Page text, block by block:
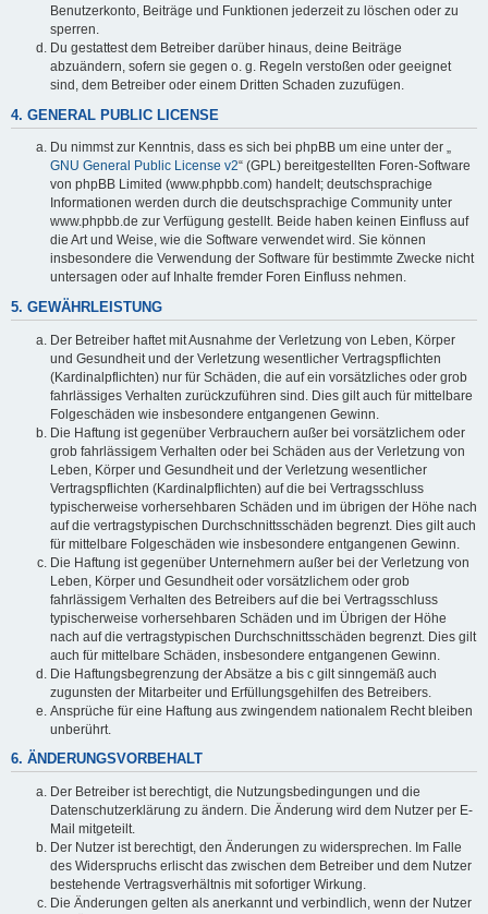
Benutzerkonto, Beiträge und Funktionen jederzeit zu löschen oder zu
sperren.
Du gestattest dem Betreiber darüber hinaus, deine Beiträge
abzuändern, sofern sie gegen o. g. Regeln verstoßen oder geeignet
sind, dem Betreiber oder einem Dritten Schaden zuzufügen.
4. GENERAL PUBLIC LICENSE
Du nimmst zur Kenntnis, dass es sich bei phpBB um eine unter der „
GNU General Public License v2“ (GPL) bereitgestellten Foren-Software
von phpBB Limited (www.phpbb.com) handelt; deutschsprachige
Informationen werden durch die deutschsprachige Community unter
www.phpbb.de zur Verfügung gestellt. Beide haben keinen Einfluss auf
die Art und Weise, wie die Software verwendet wird. Sie können
insbesondere die Verwendung der Software für bestimmte Zwecke nicht
untersagen oder auf Inhalte fremder Foren Einfluss nehmen.
5. GEWÄHRLEISTUNG
Der Betreiber haftet mit Ausnahme der Verletzung von Leben, Körper
und Gesundheit und der Verletzung wesentlicher Vertragspflichten
(Kardinalpflichten) nur für Schäden, die auf ein vorsätzliches oder grob
fahrlässiges Verhalten zurückzuführen sind. Dies gilt auch für mittelbare
Folgeschäden wie insbesondere entgangenen Gewinn.
Die Haftung ist gegenüber Verbrauchern außer bei vorsätzlichem oder
grob fahrlässigem Verhalten oder bei Schäden aus der Verletzung von
Leben, Körper und Gesundheit und der Verletzung wesentlicher
Vertragspflichten (Kardinalpflichten) auf die bei Vertragsschluss
typischerweise vorhersehbaren Schäden und im übrigen der Höhe nach
auf die vertragstypischen Durchschnittsschäden begrenzt. Dies gilt auch
für mittelbare Folgeschäden wie insbesondere entgangenen Gewinn.
Die Haftung ist gegenüber Unternehmern außer bei der Verletzung von
Leben, Körper und Gesundheit oder vorsätzlichem oder grob
fahrlässigem Verhalten des Betreibers auf die bei Vertragsschluss
typischerweise vorhersehbaren Schäden und im Übrigen der Höhe
nach auf die vertragstypischen Durchschnittsschäden begrenzt. Dies gilt
auch für mittelbare Schäden, insbesondere entgangenen Gewinn.
Die Haftungsbegrenzung der Absätze a bis c gilt sinngemäß auch
zugunsten der Mitarbeiter und Erfüllungsgehilfen des Betreibers.
Ansprüche für eine Haftung aus zwingendem nationalem Recht bleiben
unberührt.
6. ÄNDERUNGSVORBEHALT
Der Betreiber ist berechtigt, die Nutzungsbedingungen und die
Datenschutzerklärung zu ändern. Die Änderung wird dem Nutzer per E-
Mail mitgeteilt.
Der Nutzer ist berechtigt, den Änderungen zu widersprechen. Im Falle
des Widerspruchs erlischt das zwischen dem Betreiber und dem Nutzer
bestehende Vertragsverhältnis mit sofortiger Wirkung.
Die Änderungen gelten als anerkannt und verbindlich, wenn der Nutzer